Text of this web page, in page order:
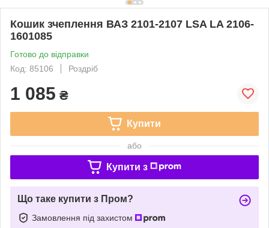
Кошик зчеплення ВАЗ 2101-2107 LSA LA 2106-
1601085
Готово до відправки
Код: 85106
Роздріб
1 085 ₴
Купити
або
Купити з
Що таке купити з Пром?
Замовлення під захистом